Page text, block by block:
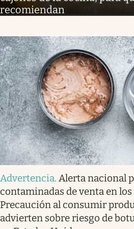
recomiendan
Advertencia. Alerta nacional
contaminadas de venta en los
Precaución al consumir
advierten sobre riesgo de